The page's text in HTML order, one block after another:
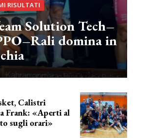
RISULTATI
Solution Tech–
domina in
Calistri
Frank: «Aperti al
sugli orari»